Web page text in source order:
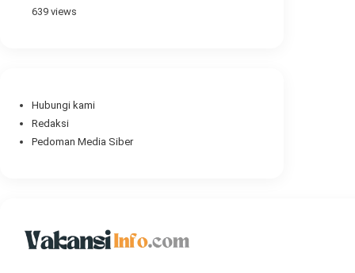
639 views
Hubungi kami
Redaksi
Pedoman Media Siber